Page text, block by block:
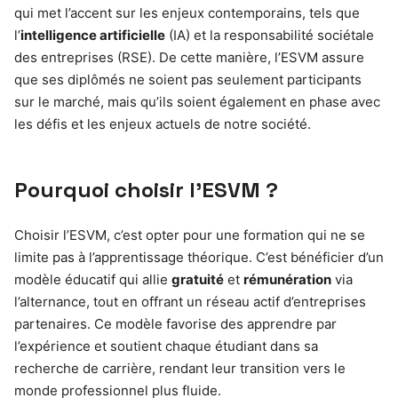
qui met l’accent sur les enjeux contemporains, tels que
l’intelligence artificielle (IA) et la responsabilité sociétale
des entreprises (RSE). De cette manière, l’ESVM assure
que ses diplômés ne soient pas seulement participants
sur le marché, mais qu’ils soient également en phase avec
les défis et les enjeux actuels de notre société.
Pourquoi choisir l’ESVM ?
Choisir l’ESVM, c’est opter pour une formation qui ne se
limite pas à l’apprentissage théorique. C’est bénéficier d’un
modèle éducatif qui allie gratuité et rémunération via
l’alternance, tout en offrant un réseau actif d’entreprises
partenaires. Ce modèle favorise des apprendre par
l’expérience et soutient chaque étudiant dans sa
recherche de carrière, rendant leur transition vers le
monde professionnel plus fluide.